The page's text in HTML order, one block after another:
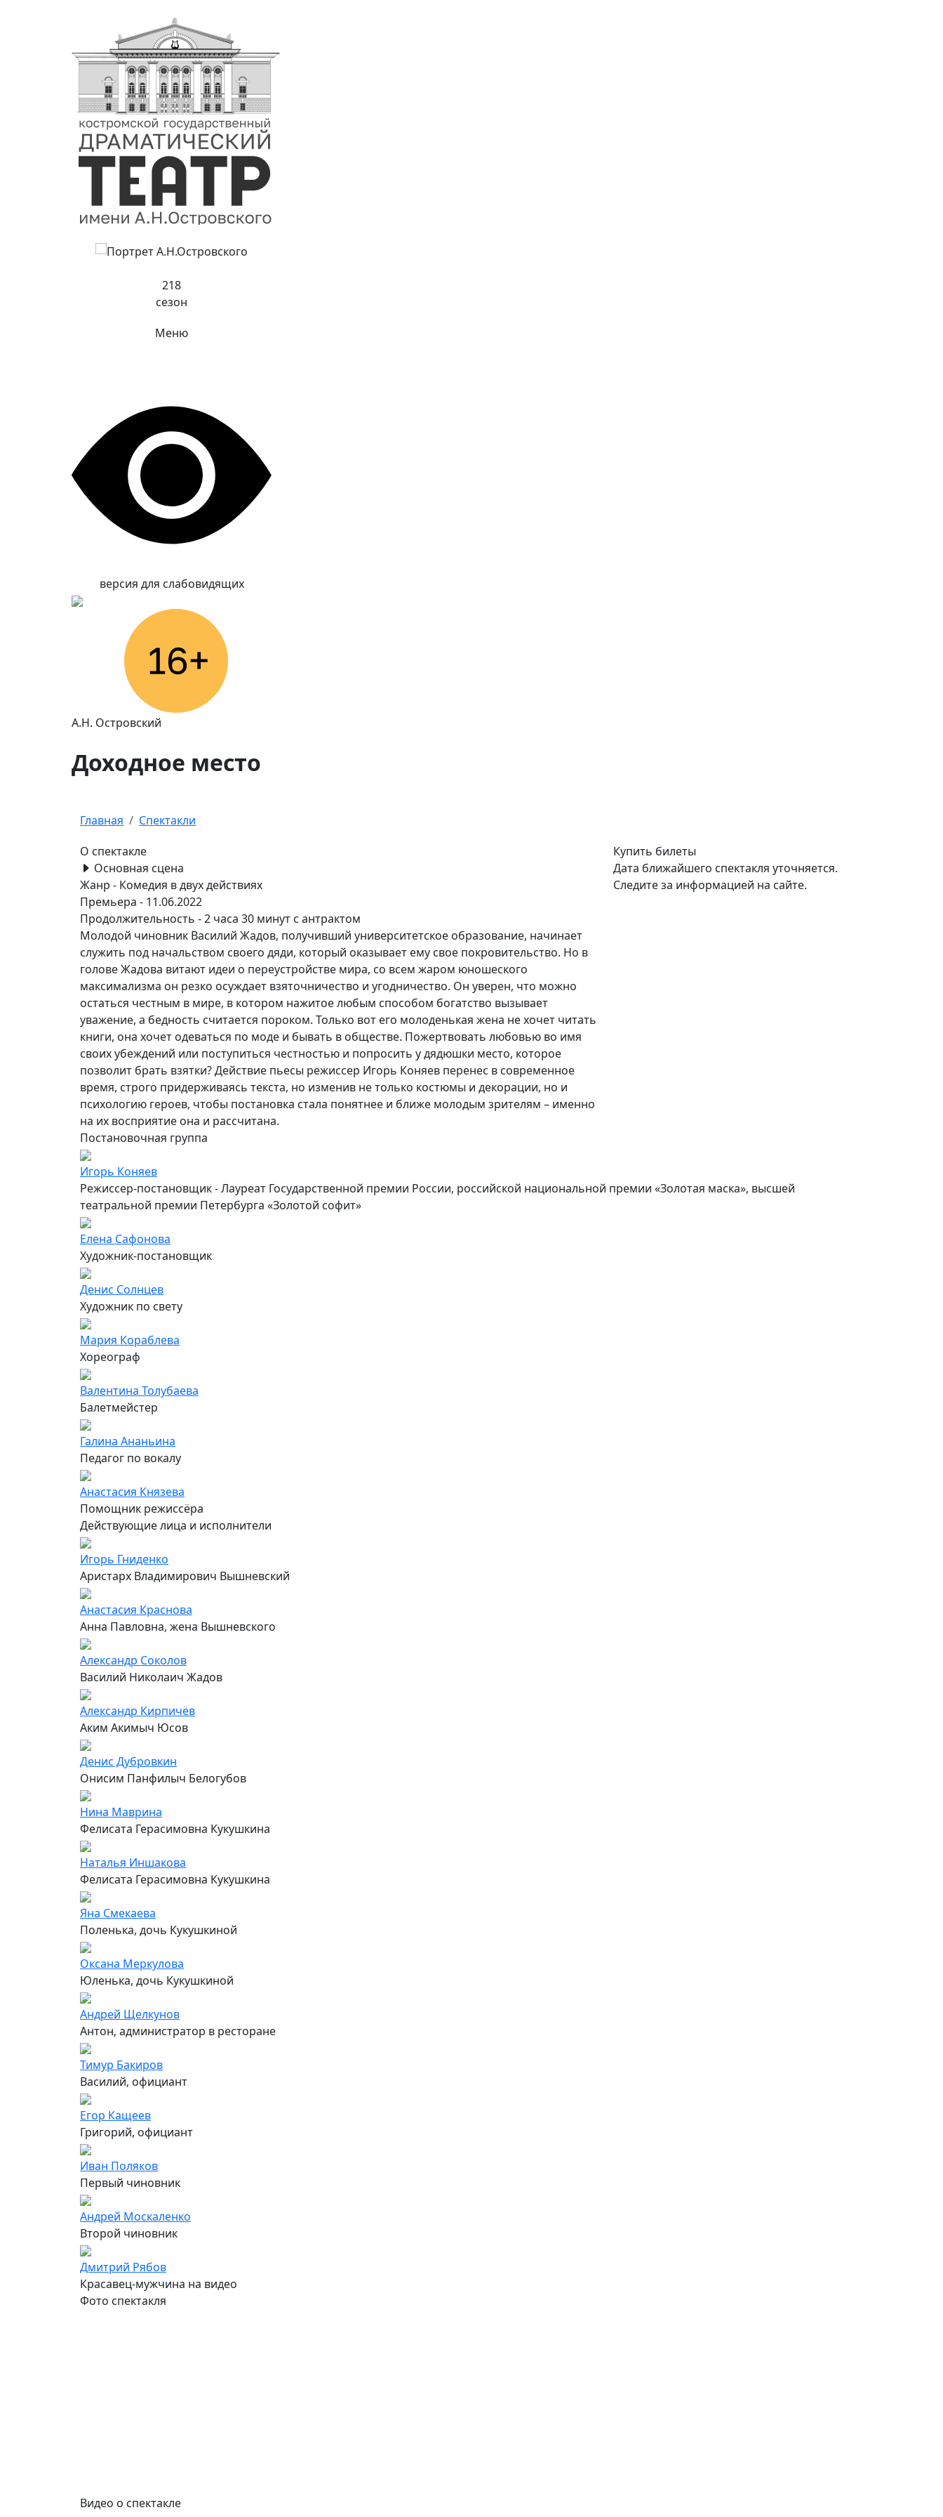
218
сезон
Меню
версия для слабовидящих
А.Н. Островский
Доходное место
Главная
Спектакли
О спектакле
Основная сцена
Жанр - Комедия в двух действиях
Премьера - 11.06.2022
Продолжительность -2 часа 30 минут с антрактом
Молодой чиновник Василий Жадов, получивший университетское образование, начинает
служить под начальством своего дяди, который оказывает ему свое покровительство. Но в
голове Жадова витают идеи о переустройстве мира, со всем жаром юношеского
максимализма он резко осуждает взяточничество и угодничество. Он уверен, что можно
остаться честным в мире, в котором нажитое любым способом богатство вызывает
уважение, а бедность считается пороком. Только вот его молоденькая жена не хочет читать
книги, она хочет одеваться по моде и бывать в обществе. Пожертвовать любовью во имя
своих убеждений или поступиться честностью и попросить у дядюшки место, которое
позволит брать взятки? Действие пьесы режиссер Игорь Коняев перенес в современное
время, строго придерживаясь текста, но изменив не только костюмы и декорации, но и
психологию героев, чтобы постановка стала понятнее и ближе молодым зрителям – именно
на их восприятие она и рассчитана.
Купить билеты
Дата ближайшего спектакля уточняется.
Следите за информацией на сайте.
Постановочная группа
Игорь Коняев
Режиссер-постановщик - Лауреат Государственной премии России, российской национальной премии «Золотая маска», высшей
театральной премии Петербурга «Золотой софит»
Елена Сафонова
Художник-постановщик
Денис Солнцев
Художник по свету
Мария Кораблева
Хореограф
Валентина Толубаева
Балетмейстер
Галина Ананьина
Педагог по вокалу
Анастасия Князева
Помощник режиссёра
Действующие лица и исполнители
Игорь Гниденко
Аристарх Владимирович Вышневский
Анастасия Краснова
Анна Павловна, жена Вышневского
Александр Соколов
Василий Николаич Жадов
Александр Кирпичёв
Аким Акимыч Юсов
Денис Дубровкин
Онисим Панфилыч Белогубов
Нина Маврина
Фелисата Герасимовна Кукушкина
Наталья Иншакова
Фелисата Герасимовна Кукушкина
Яна Смекаева
Поленька, дочь Кукушкиной
Оксана Меркулова
Юленька, дочь Кукушкиной
Андрей Щелкунов
Антон, администратор в ресторане
Тимур Бакиров
Василий, официант
Егор Кащеев
Григорий, официант
Иван Поляков
Первый чиновник
Андрей Москаленко
Второй чиновник
Дмитрий Рябов
Красавец-мужчина на видео
Фото спектакля
Видео о спектакле